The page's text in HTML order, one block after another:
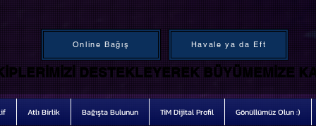
Havale ya da Eft
Online Bağış
DESTEKLEYEREK BÜYÜMEMIZE
DESTEKLEYEREK BÜYÜMEMIZE
Atlı Birlik Bağışta Bulunun TiM Dijital Profil Gönüllümüz Olun :)